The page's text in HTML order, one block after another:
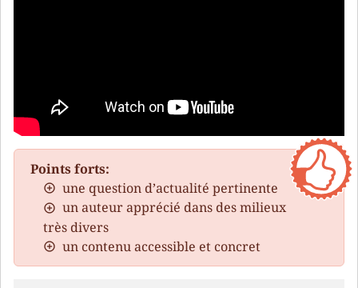
Points forts:
une question d’actualité pertinente
un auteur apprécié dans des milieux
très divers
un contenu accessible et concret